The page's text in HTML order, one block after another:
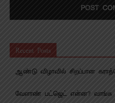
Recent Posts
ஆண்டு விழாவில் சிறப்பான
வேளாண் பட்ஜெட் என்ன? வாங்க